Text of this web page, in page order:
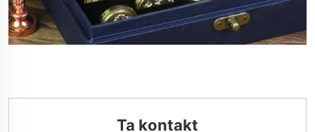
Ta kontakt